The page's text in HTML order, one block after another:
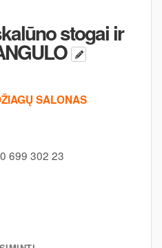
stogai ir
SALONAS
699 302 23